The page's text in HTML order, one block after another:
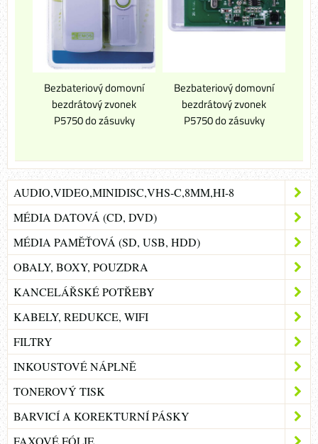
Bezbateriový domovní
bezdrátový zvonek
P5750 do zásuvky
Bezbateriový domovní
bezdrátový zvonek
P5750 do zásuvky
AUDIO,VIDEO,MINIDISC,VHS-C,8MM,HI-8
MÉDIA DATOVÁ (CD, DVD)
MÉDIA PAMĚŤOVÁ (SD, USB, HDD)
OBALY, BOXY, POUZDRA
KANCELÁŘSKÉ POTŘEBY
KABELY, REDUKCE, WIFI
FILTRY
INKOUSTOVÉ NÁPLNĚ
TONEROVÝ TISK
BARVICÍ A KOREKTURNÍ PÁSKY
FAXOVÉ FÓLIE